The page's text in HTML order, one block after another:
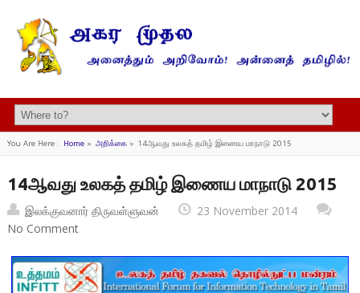
You Are Here : Home» அறிக்கை» 14ஆவது உலகத் தமிழ் இணைய மாநாடு 2015
14ஆவது உலகத் தமிழ் இணைய மாநாடு 2015
இலக்குவனார் திருவள்ளுவன்
23 November 2014
No Comment